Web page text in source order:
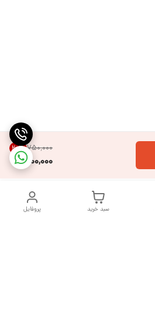
۷۵۰٬۰۰۰ 20%
600,000
پروفایل سبد خرید